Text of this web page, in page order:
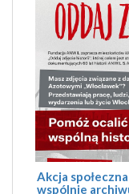
Akcja
wspólnie